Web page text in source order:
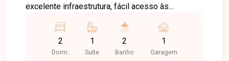
excelente infraestrutura, fácil acesso às
universidades, supermercados, escolas,
farmácias, restaurantes e diversos comércios e
serviços, oferecendo praticidade, conforto e
2
Dorm.
1
Suite
2
Banho
1
Garagem